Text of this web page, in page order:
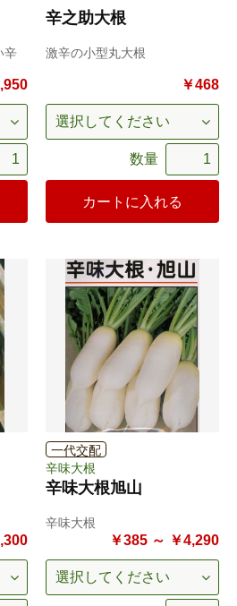
辛
辛之助大根
激辛の小型丸大根
￥468
数量
カートに入れる
一代交配
辛味大根
辛味大根旭山
辛味大根
￥385 ～ ￥4,290